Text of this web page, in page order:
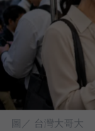
圖／ 台灣大哥大